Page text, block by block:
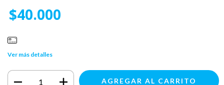
$40.000
Ver más detalles